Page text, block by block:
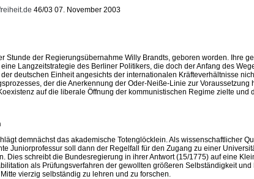
46/03 07. November 2003
Stunde der Regierungsübernahme Willy Brandts, geboren worden.
Langzeitstrategie des Berliner Politikers, die doch der Anfang des
deutschen Einheit angesichts der internationalen Kräfteverhältnisse
der die Anerkennung der Oder-Neiße-Linie zur
auf die liberale Öffnung der kommunistischen Regime zielte
demnächst das akademische Totenglöcklein. Als wissenschaftlicher
Juniorprofessur soll dann der Regelfall für den Zugang zu einer
Dies schreibt die Bundesregierung in ihrer Antwort (15/1775) auf eine
als Prüfungsverfahren der gewollten größeren Selbständigkeit
vierzig selbständig zu lehren und zu forschen.